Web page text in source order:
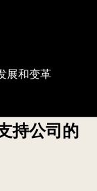
展和变革
持公司的